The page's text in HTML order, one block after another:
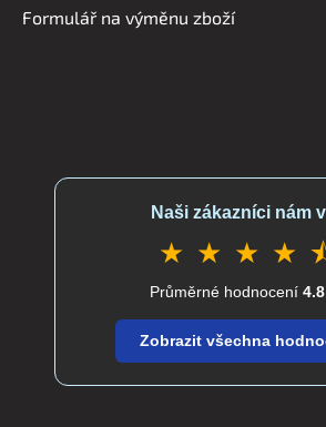
Formulář na výměnu zboží
Naši zákazníci nám
★ ★ ★ ★
Průměrné hodnocení
Zobrazit všechna